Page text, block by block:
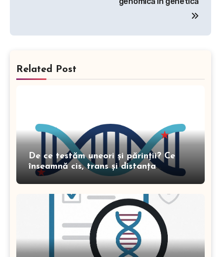
Related Post
De ce testăm uneori și părinții? Ce
înseamnă cis, trans și distanța
genomică în genetică